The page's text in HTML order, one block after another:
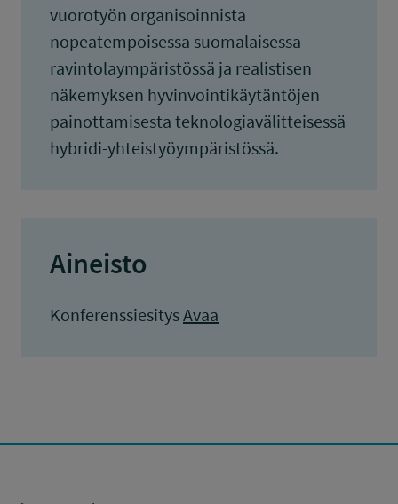
vuorotyön organisoinnista
nopeatempoisessa suomalaisessa
ravintolaympäristössä ja realistisen
näkemyksen hyvinvointikäytäntöjen
painottamisesta teknologiavälitteisessä
hybridi-yhteistyöympäristössä.
Aineisto
KonferenssiesitysAvaa